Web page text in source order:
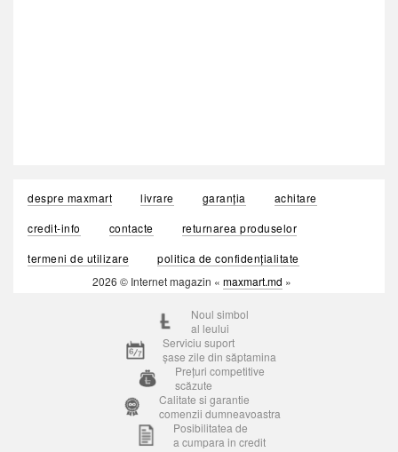
despre maxmart livrare garanția
achitare
credit-info
contacte
returnarea produselor
termeni de utilizare
politica de confidențialitate
2026 © Internet magazin « maxmart.md »
Noul simbol
al leului
Serviciu suport
șase zile din săptamina
Prețuri competitive
scăzute
Calitate si garantie
comenzii dumneavoastra
Posibilitatea de
a cumpara in credit